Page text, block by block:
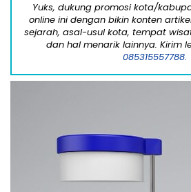
Yuks, dukung promosi kota/
online ini dengan bikin konten
sejarah, asal-usul kota, tempat
dan hal menarik lainnya. Kirim
085315557788.